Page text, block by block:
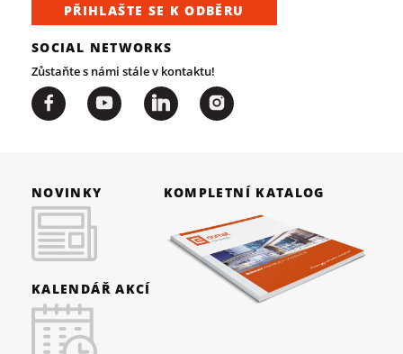
PŘIHLAŠTE SE K ODBĚRU
SOCIAL NETWORKS
Zůstaňte s námi stále v kontaktu!
NOVINKY
KALENDÁŘ AKCÍ
KOMPLETNÍ KATALOG